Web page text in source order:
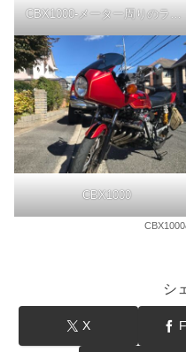
CBX1000-メーター周りのランプ
CBX1000
シ
X